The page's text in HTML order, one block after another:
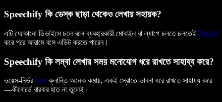
Speechify কি ডেস্ক ছাড়া থেকেও লেখায় সহায়ক?
এটি যেকোনো ডিভাইসে চলে বলে ব্যবহারকারী মোবাইল বা ল্যাপে চলতে চলতেই ডিকটেট
করে পরে আরামে বসে এডিট করতে পারেন।
Speechify কি লম্বা লেখার সময় মনোযোগ ধরে রাখতে সাহায্য করে?
ভয়েস-নির্ভরলেখাক্লান্তি অনেক কমায়, একই স্রোতে ভাবনা ধরে রাখতে সাহায্য করে
—কীবোর্ডে বারবার হাত না তুলেই।